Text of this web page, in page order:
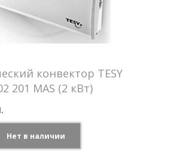
конвектор TESY
201 MAS (2 кВт)
Нет в наличии